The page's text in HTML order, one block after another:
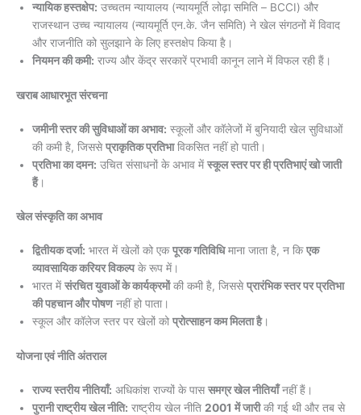
न्यायिक हस्तक्षेप: उच्चतम न्यायालय (न्यायमूर्ति लोढ़ा समिति – BCCI) और
राजस्थान उच्च न्यायालय (न्यायमूर्ति एन.के. जैन समिति) ने खेल संगठनों में विवाद
और राजनीति को सुलझाने के लिए हस्तक्षेप किया है।
नियमन की कमी: राज्य और केंद्र सरकारें प्रभावी कानून लाने में विफल रही हैं।
खराब आधारभूत संरचना
जमीनी स्तर की सुविधाओं का अभाव: स्कूलों और कॉलेजों में बुनियादी खेल सुविधाओं
की कमी है, जिससेप्राकृतिक प्रतिभाविकसित नहीं हो पाती।
प्रतिभा का दमन: उचित संसाधनों के अभाव मेंस्कूल स्तर पर ही प्रतिभाएं खो जाती
हैं।
खेल संस्कृति का अभाव
द्वितीयक दर्जा: भारत में खेलों को एकपूरक गतिविधिमाना जाता है, न किएक
व्यावसायिक करियर विकल्पके रूप में।
भारत मेंसंरचित युवाओं के कार्यक्रमोंकी कमी है, जिससेप्रारंभिक स्तर पर प्रतिभा
की पहचान और पोषणनहीं हो पाता।
स्कूल और कॉलेज स्तर पर खेलों को प्रोत्साहन कम मिलता है।
योजना एवं नीति अंतराल
राज्य स्तरीय नीतियाँ: अधिकांश राज्यों के पाससमग्र खेल नीतियाँनहीं हैं।
पुरानी राष्ट्रीय खेल नीति: राष्ट्रीय खेल नीति 2001 में जारीकी गई थी और तब से